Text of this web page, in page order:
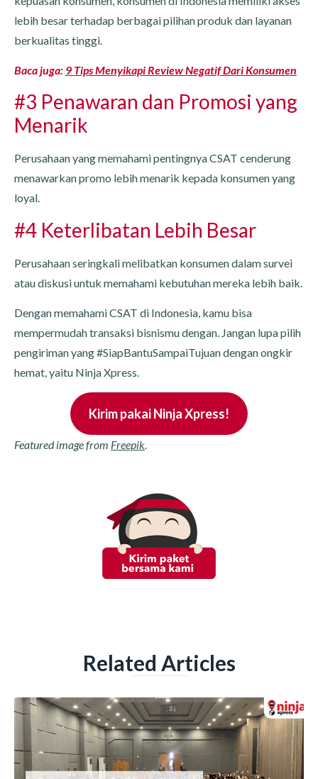
lebih besar terhadap berbagai pilihan produk dan layanan
berkualitas tinggi.
Baca juga: 9 Tips Menyikapi Review Negatif Dari Konsumen
#3 Penawaran dan Promosi yang
Menarik
Perusahaan yang memahami pentingnya CSAT cenderung
menawarkan promo lebih menarik kepada konsumen yang
loyal.
#4 Keterlibatan Lebih Besar
Perusahaan seringkali melibatkan konsumen dalam survei
atau diskusi untuk memahami kebutuhan mereka lebih baik.
Dengan memahami CSAT di Indonesia, kamu bisa
mempermudah transaksi bisnismu dengan. Jangan lupa pilih
pengiriman yang #SiapBantuSampaiTujuan dengan ongkir
hemat, yaitu Ninja Xpress.
Kirim pakai Ninja Xpress!
Featured image from Freepik.
Related Articles